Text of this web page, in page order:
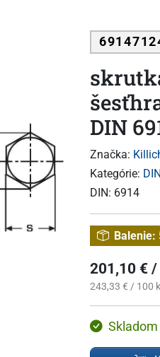
DIN
Značka:
Kategórie:
DIN: 6914
Balenie:
201,10 €
243,33 € / 100